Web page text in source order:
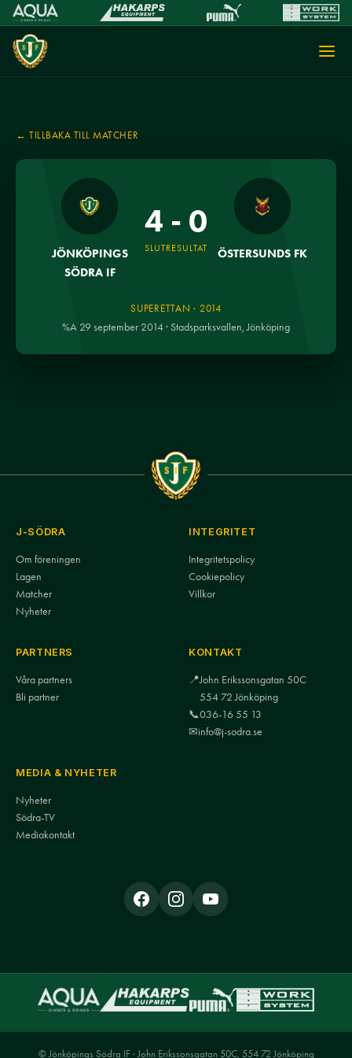
← TILLBAKA TILL MATCHER
JÖNKÖPINGS
SÖDRA IF
4 - 0
SLUTRESULTAT ÖSTERSUNDS FK
SUPERETTAN · 2014
%A 29 september 2014 · Stadsparksvallen, Jönköping
J-SÖDRA
Om föreningen
Lagen
Matcher
Nyheter
INTEGRITET
Integritetspolicy
Cookiepolicy
Villkor
PARTNERS
Våra partners
Bli partner
KONTAKT
📍John Erikssonsgatan 50C
554 72 Jönköping
📞036-16 55 13
✉info@j-sodra.se
MEDIA & NYHETER
Nyheter
Södra-TV
Mediakontakt
© Jönköpings Södra IF · John Erikssonsgatan 50C, 554 72 Jönköping